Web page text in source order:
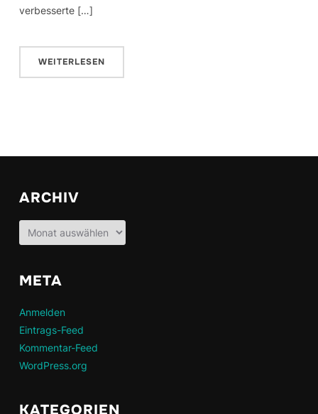
verbesserte […]
WEITERLESEN
ARCHIV
Archiv
META
Anmelden
Eintrags-Feed
Kommentar-Feed
WordPress.org
KATEGORIEN